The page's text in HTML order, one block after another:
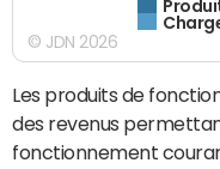
© JDN 2026
Les produits de
des revenus
fonctionnement